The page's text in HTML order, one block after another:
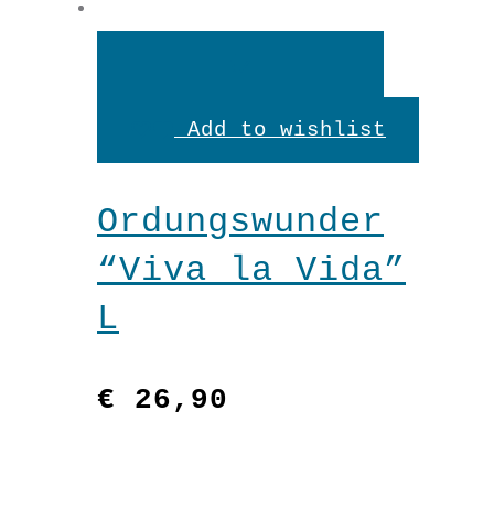
den
Add to wishlist
Ordungswunder
“Viva la Vida”
L
€ 26,90